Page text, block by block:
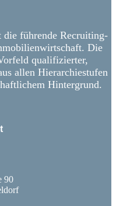
führende Recruiting-
Die
qualifizierter,
allen Hierarchiestufen
Hintergrund.
90